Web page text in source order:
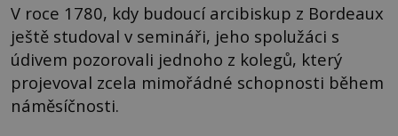
V roce 1780, kdy budoucí arcibiskup z Bordeaux
ještě studoval v semináři, jeho spolužáci s
údivem pozorovali jednoho z kolegů, který
projevoval zcela mimořádné schopnosti během
náměsíčnosti.